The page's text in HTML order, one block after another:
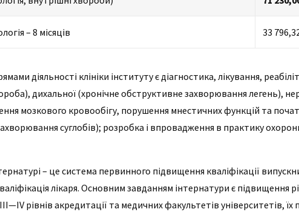
– 8 місяців 33
діяльності клініки інституту є діагностика, лікування,
дихальної (хронічне обструктивне захворювання легень),
мозкового кровообігу, порушення мнестичних функцій та
суглобів); розробка і впровадження в практику
– це система первинного підвищення кваліфікації
лікаря. Основним завданням інтернатури є підвищення
рівнів акредитації та медичних факультетів університетів, їх